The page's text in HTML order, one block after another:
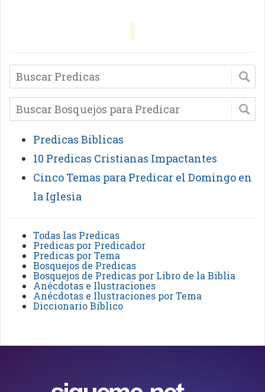
Predicas Biblicas
10 Predicas Cristianas Impactantes
Cinco Temas para Predicar el Domingo en
la Iglesia
Todas las Predicas
Predicas por Predicador
Predicas por Tema
Bosquejos de Predicas
Bosquejos de Predicas por Libro de la Biblia
Anécdotas e Ilustraciones
Anécdotas e Ilustraciones por Tema
Diccionario Bíblico